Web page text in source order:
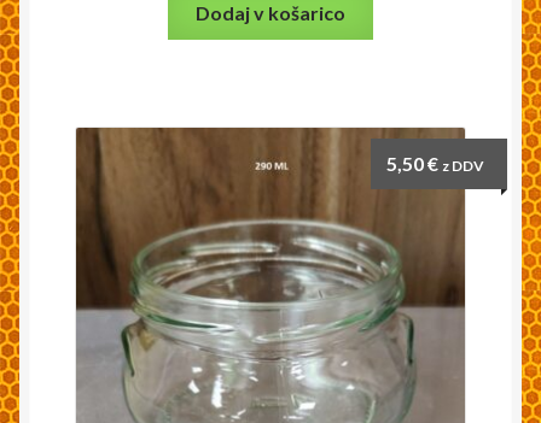
Dodaj v košarico
5,50€ z DDV